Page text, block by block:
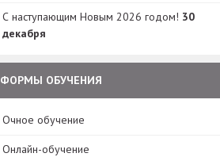
С наступающим Новым 2026 годом! 30
декабря
ФОРМЫ ОБУЧЕНИЯ
Очное обучение
Онлайн-обучение